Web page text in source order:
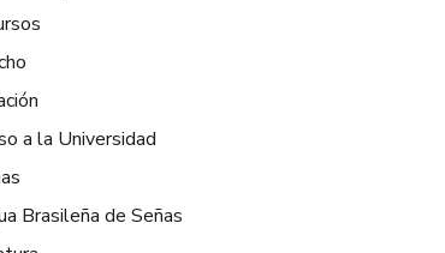
a la Universidad
Brasileña de Señas